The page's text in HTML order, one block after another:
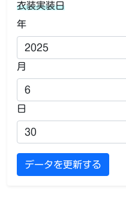
衣装実装日
年
月
日
データを更新する